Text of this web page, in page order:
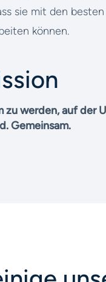
sie mit den
können.
zu werden, auf der
Gemeinsam.